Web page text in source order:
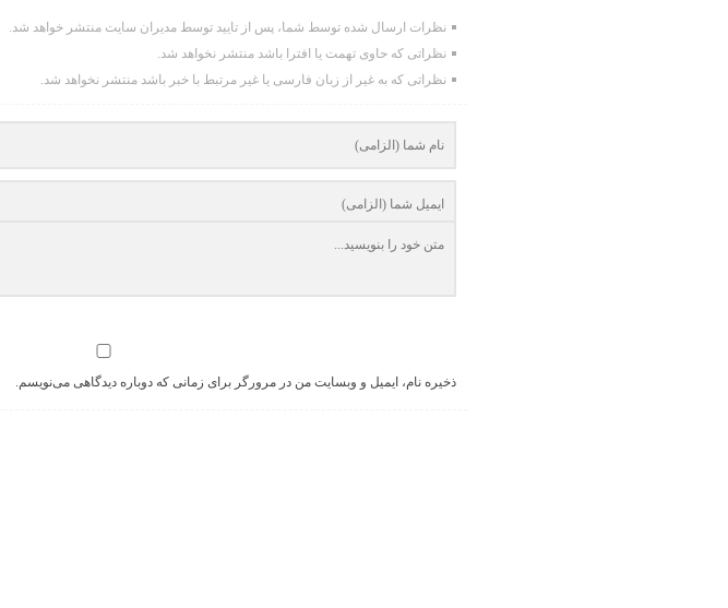
نظرات ارسال شده توسط شما، پس از تایید توسط مدیران سایت منتشر خواهد شد.
نظراتی که حاوی تهمت یا افترا باشد منتشر نخواهد شد.
نظراتی که به غیر از زبان فارسی یا غیر مرتبط با خبر باشد منتشر نخواهد شد.
ذخیره نام، ایمیل و وبسایت من در مرورگر برای زمانی که دوباره دیدگاهی می‌نویسم.